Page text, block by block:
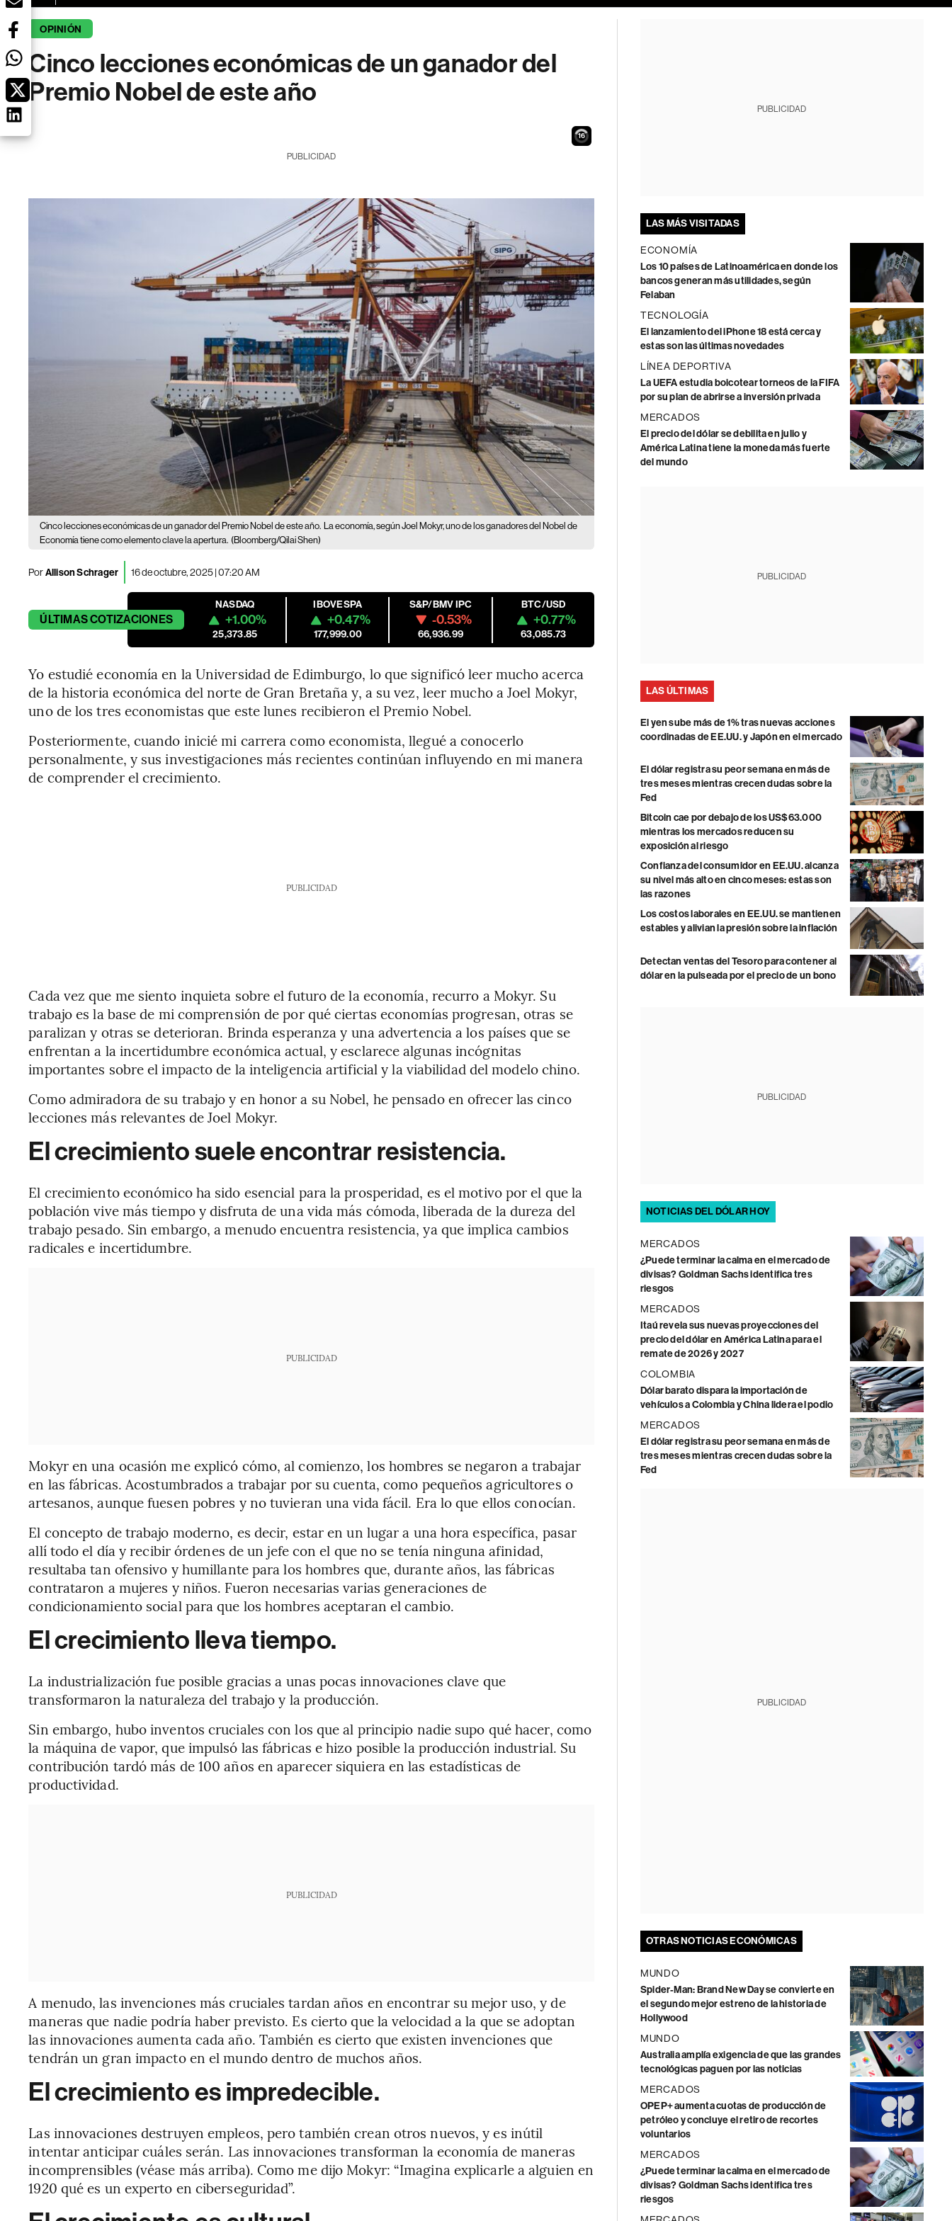
OPINIÓN
Cinco lecciones económicas de un ganador del
Premio Nobel de este año
15
PUBLICIDAD
Cinco lecciones económicas de un ganador del Premio Nobel de este año. La economía, según Joel Mokyr, uno de los ganadores del Nobel de
Economía tiene como elemento clave la apertura. (Bloomberg/Qilai Shen)
PorAllison Schrager 16 de octubre, 2025 | 07:20 AM
ÚLTIMASCOTIZACIONES
NASDAQ
+1.00%
25,373.85
IBOVESPA
+0.47%
177,999.00
S&P/BMV IPC
-0.53%
66,936.99
BTC/USD
+0.77%
63,085.73
Yo estudié economía en la Universidad de Edimburgo, lo que significó leer mucho acerca
de la historia económica del norte de Gran Bretaña y, a su vez, leer mucho a Joel Mokyr,
uno de los tres economistas que este lunes recibieron el Premio Nobel.
Posteriormente, cuando inicié mi carrera como economista, llegué a conocerlo
personalmente, y sus investigaciones más recientes continúan influyendo en mi manera
de comprender el crecimiento.
PUBLICIDAD
Cada vez que me siento inquieta sobre el futuro de la economía, recurro a Mokyr. Su
trabajo es la base de mi comprensión de por qué ciertas economías progresan, otras se
paralizan y otras se deterioran. Brinda esperanza y una advertencia a los países que se
enfrentan a la incertidumbre económica actual, y esclarece algunas incógnitas
importantes sobre el impacto de la inteligencia artificial y la viabilidad del modelo chino.
Como admiradora de su trabajo y en honor a su Nobel, he pensado en ofrecer las cinco
lecciones más relevantes de Joel Mokyr.
El crecimiento suele encontrar resistencia.
El crecimiento económico ha sido esencial para la prosperidad, es el motivo por el que la
población vive más tiempo y disfruta de una vida más cómoda, liberada de la dureza del
trabajo pesado. Sin embargo, a menudo encuentra resistencia, ya que implica cambios
radicales e incertidumbre.
PUBLICIDAD
Mokyr en una ocasión me explicó cómo, al comienzo, los hombres se negaron a trabajar
en las fábricas. Acostumbrados a trabajar por su cuenta, como pequeños agricultores o
artesanos, aunque fuesen pobres y no tuvieran una vida fácil. Era lo que ellos conocían.
El concepto de trabajo moderno, es decir, estar en un lugar a una hora específica, pasar
allí todo el día y recibir órdenes de un jefe con el que no se tenía ninguna afinidad,
resultaba tan ofensivo y humillante para los hombres que, durante años, las fábricas
contrataron a mujeres y niños. Fueron necesarias varias generaciones de
condicionamiento social para que los hombres aceptaran el cambio.
El crecimiento lleva tiempo.
La industrialización fue posible gracias a unas pocas innovaciones clave que
transformaron la naturaleza del trabajo y la producción.
Sin embargo, hubo inventos cruciales con los que al principio nadie supo qué hacer, como
la máquina de vapor, que impulsó las fábricas e hizo posible la producción industrial. Su
contribución tardó más de 100 años en aparecer siquiera en las estadísticas de
productividad.
PUBLICIDAD
A menudo, las invenciones más cruciales tardan años en encontrar su mejor uso, y de
maneras que nadie podría haber previsto. Es cierto que la velocidad a la que se adoptan
las innovaciones aumenta cada año. También es cierto que existen invenciones que
tendrán un gran impacto en el mundo dentro de muchos años.
El crecimiento es impredecible.
Las innovaciones destruyen empleos, pero también crean otros nuevos, y es inútil
intentar anticipar cuáles serán. Las innovaciones transforman la economía de maneras
incomprensibles (véase más arriba). Como me dijo Mokyr: “Imagina explicarle a alguien en
1920 qué es un experto en ciberseguridad”.
PUBLICIDAD
LAS MÁS VISITADAS
ECONOMÍA
Los 10 países de Latinoamérica en donde los
bancos generan más utilidades, según
Felaban
TECNOLOGÍA
El lanzamiento del iPhone 18 está cerca y
estas son las últimas novedades
LÍNEA DEPORTIVA
La UEFA estudia boicotear torneos de la FIFA
por su plan de abrirse a inversión privada
MERCADOS
El precio del dólar se debilita en julio y
América Latina tiene la moneda más fuerte
del mundo
PUBLICIDAD
LAS ÚLTIMAS
El yen sube más de 1% tras nuevas acciones
coordinadas de EE.UU. y Japón en el mercado
El dólar registra su peor semana en más de
tres meses mientras crecen dudas sobre la
Fed
Bitcoin cae por debajo de los US$63.000
mientras los mercados reducen su
exposición al riesgo
Confianza del consumidor en EE.UU. alcanza
su nivel más alto en cinco meses: estas son
las razones
Los costos laborales en EE.UU. se mantienen
estables y alivian la presión sobre la inflación
Detectan ventas del Tesoro para contener al
dólar en la pulseada por el precio de un bono
PUBLICIDAD
NOTICIAS DEL DÓLAR HOY
MERCADOS
¿Puede terminar la calma en el mercado de
divisas? Goldman Sachs identifica tres
riesgos
MERCADOS
Itaú revela sus nuevas proyecciones del
precio del dólar en América Latina para el
remate de 2026 y 2027
COLOMBIA
Dólar barato dispara la importación de
vehículos a Colombia y China lidera el podio
MERCADOS
El dólar registra su peor semana en más de
tres meses mientras crecen dudas sobre la
Fed
PUBLICIDAD
OTRAS NOTICIAS ECONÓMICAS
MUNDO
Spider-Man: Brand New Day se convierte en
el segundo mejor estreno de la historia de
Hollywood
MUNDO
Australia amplía exigencia de que las grandes
tecnológicas paguen por las noticias
MERCADOS
OPEP+ aumenta cuotas de producción de
petróleo y concluye el retiro de recortes
voluntarios
MERCADOS
¿Puede terminar la calma en el mercado de
divisas? Goldman Sachs identifica tres
riesgos